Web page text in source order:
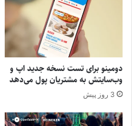
دومینو برای تست نسخه جدید اپ و
وب‌سایتش به مشتریان پول می‌دهد
3 روز پیش